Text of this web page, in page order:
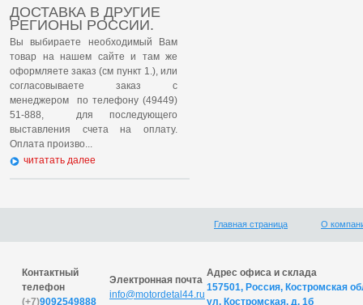
ДОСТАВКА В ДРУГИЕ
РЕГИОНЫ РОССИИ.
Вы выбираете необходимый Вам
товар на нашем сайте и там же
оформляете заказ (см пункт 1.), или
согласовываете заказ с
менеджером по телефону (49449)
51-888, для последующего
выставления счета на оплату.
Оплата произво...
читатать далее
Главная страница О
Контактный
телефон
(+7)9092549888
Электронная почта
info@motordetal44.ru
Адрес офиса и склада
157501, Россия, Костромская
ул. Костромская, д. 1б